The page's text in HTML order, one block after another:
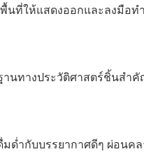
ที่ให้แสดงออกและลงมือท
นทางประวัติศาสตร์ชิ้นสำ
มด่ำกับบรรยากาศดีๆ ผ่อน